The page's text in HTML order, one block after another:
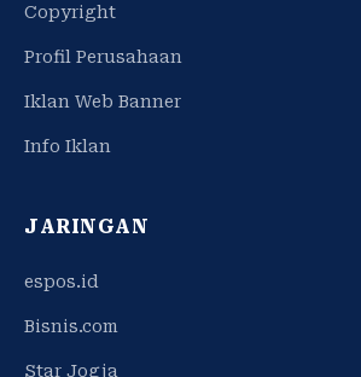
Copyright
Profil Perusahaan
Iklan Web Banner
Info Iklan
JARINGAN
espos.id
Bisnis.com
Star Jogja